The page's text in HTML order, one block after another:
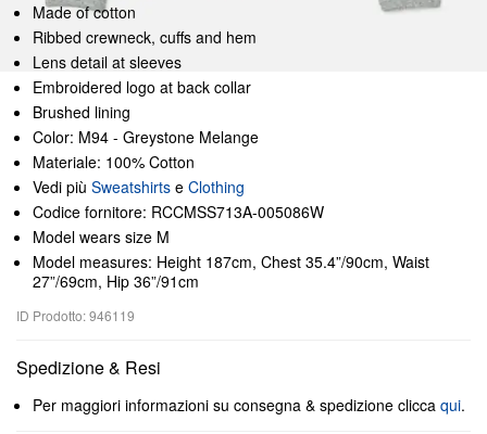
Made of cotton
Ribbed crewneck, cuffs and hem
Lens detail at sleeves
Embroidered logo at back collar
Brushed lining
Color: M94 - Greystone Melange
Materiale: 100% Cotton
Vedi più Sweatshirts e Clothing
Codice fornitore: RCCMSS713A-005086W
Model wears size M
Model measures: Height 187cm, Chest 35.4”/90cm, Waist
27”/69cm, Hip 36”/91cm
ID Prodotto: 946119
Spedizione & Resi
Per maggiori informazioni su consegna & spedizione clicca qui.